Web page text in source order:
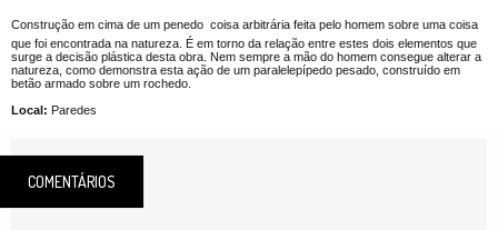
Construção em cima de um penedo  coisa arbitrária feita pelo homem sobre uma coisa
que foi encontrada na natureza. É em torno da relação entre estes dois elementos que
surge a decisão plástica desta obra. Nem sempre a mão do homem consegue alterar a
natureza, como demonstra esta ação de um paralelepípedo pesado, construído em
betão armado sobre um rochedo.
Local: Paredes
COMENTÁRIOS